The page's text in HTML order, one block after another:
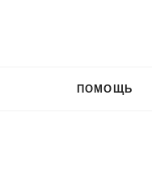
ПОМОЩЬ